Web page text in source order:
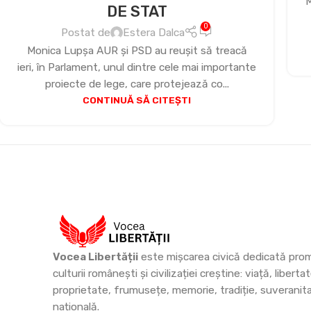
DE STAT
Postat de Estera Dalca 0
Monica Lupșa AUR și PSD au reușit să treacă
ieri, în Parlament, unul dintre cele mai importante
proiecte de lege, care protejează co...
CONTINUĂ SĂ CITEȘTI
Vocea Libertățiieste mișcarea civică dedicată
culturii românești și civilizației creștine: viață,
proprietate, frumusețe, memorie, tradiție,
națională.